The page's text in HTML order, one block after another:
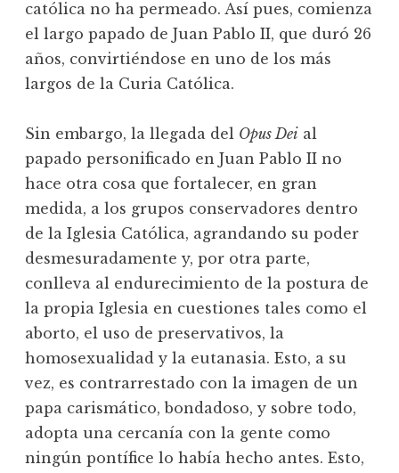
católica no ha permeado. Así pues, comienza
el largo papado de Juan Pablo II, que duró 26
años, convirtiéndose en uno de los más
largos de la Curia Católica.
Sin embargo, la llegada del Opus Dei al
papado personificado en Juan Pablo II no
hace otra cosa que fortalecer, en gran
medida, a los grupos conservadores dentro
de la Iglesia Católica, agrandando su poder
desmesuradamente y, por otra parte,
conlleva al endurecimiento de la postura de
la propia Iglesia en cuestiones tales como el
aborto, el uso de preservativos, la
homosexualidad y la eutanasia. Esto, a su
vez, es contrarrestado con la imagen de un
papa carismático, bondadoso, y sobre todo,
adopta una cercanía con la gente como
ningún pontífice lo había hecho antes. Esto,